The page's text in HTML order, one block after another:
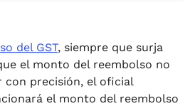
del GST, siempre que surja
el monto del reembolso no
con precisión, el oficial
el monto del reembolso